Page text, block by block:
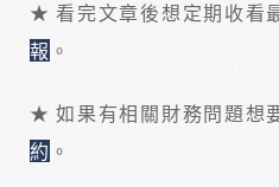
★ 看完文章後想定期收看
報 。
★ 如果有相關財務問題想
約 。